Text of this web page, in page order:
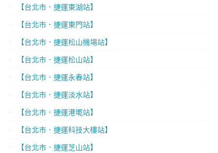
【台北市．捷運東湖站】
【台北市．捷運東門站】
【台北市．捷運松山機場站】
【台北市．捷運松山站】
【台北市．捷運永春站】
【台北市．捷運淡水站】
【台北市．捷運港墘站】
【台北市．捷運科技大樓站】
【台北市．捷運芝山站】